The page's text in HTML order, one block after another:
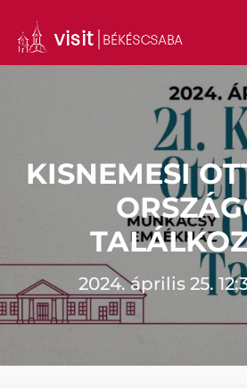
KISNEMESI
2024. április 25.